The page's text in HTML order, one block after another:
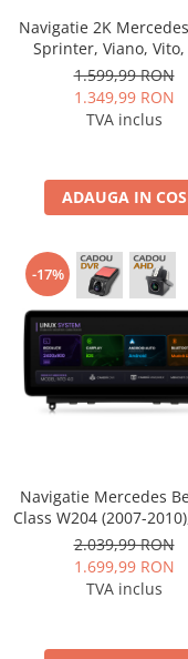
Navigatie 2K
Sprinter, Viano, Vito,
Class, Crafter,
Quadcore / 4GB RAM +
ROM, 9.5 Inch - AD-
BGS90042K+AD-
1.599,99 RON
1.349,99 RON
TVA inclus
ADAUGA IN COS
-17%
Navigatie Mercedes
Class W204 (2007-
OS & OEM, NTG 4.0,
Android Auto
MirrorLink, Camera
Inch - AD-
2.039,99 RON
1.699,99 RON
TVA inclus